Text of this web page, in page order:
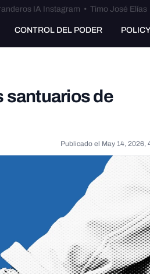
IA Instagram • Timo José Elías
CONTROL DEL PODER POLICY
santuarios de
Publicado el May 14, 2026,